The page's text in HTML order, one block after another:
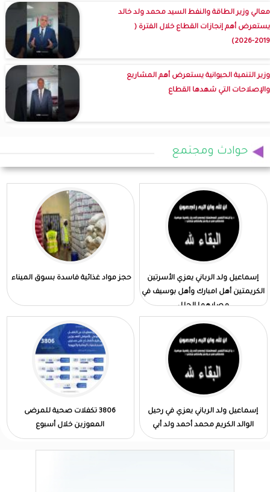
معالي وزير الطاقة والنفط السيد محمد ولد خالد
يستعرض أهم إنجازات القطاع خلال الفترة (
2019-2026)
وزير التنمية الحيوانية يستعرض أهم المشاريع
والإصلاحات التي شهدها القطاع
حوادث ومجتمع
إسماعيل ولد الرباني يعزي الأسرتين
الكريمتين أهل امبارك وأهل بوسيف في
مصابهما الجلل
حجز مواد غذائية فاسدة بسوق الميناء
إسماعيل ولد الرباني يعزي في رحيل
الوالد الكريم محمد أحمد ولد أبي
3806 تكفلات صحية للمرضى
المعوزين خلال أسبوع